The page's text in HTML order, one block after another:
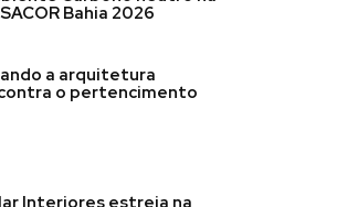
Bahia 2026
a arquitetura
o pertencimento
Interiores estreia na